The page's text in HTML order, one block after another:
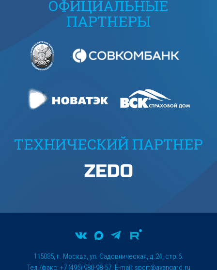
ОФИЦИАЛЬНЫЕ
ПАРТНЕРЫ
ТЕХНИЧЕСКИЙ ПАРТНЕР
115035, г. Москва, ул. Садовническая, д.24, стр.6.
Тел./факс: +7 (495) 980-98-57. E-mail: sport@avangard.ru